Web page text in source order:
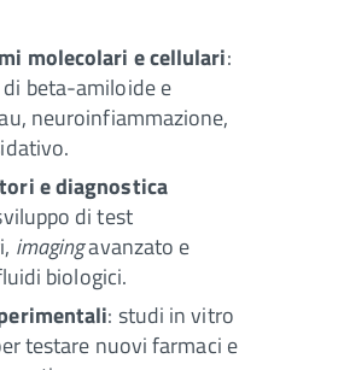
molecolari e cellulari:
beta-amiloide e
neuroinfiammazione,
e diagnostica
di test
imagingavanzato e
biologici.
: studi in vitro
testare nuovi farmaci e